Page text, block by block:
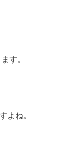
す。
よね。